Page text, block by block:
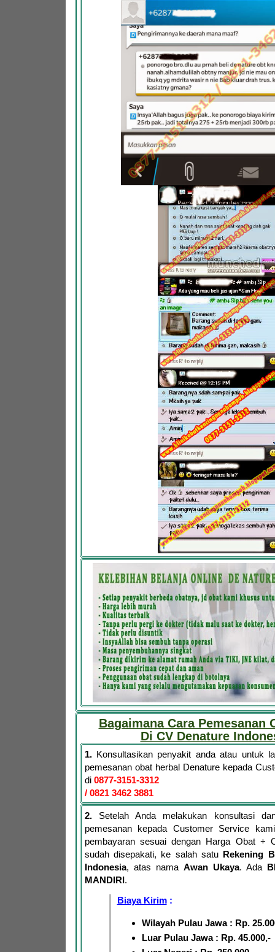
Bagaimana Cara Pemesanan
Di CV Denature
1.Konsultasikan penyakit anda atau untuk
pemesanan obat herbal Denature kepada
di 0877-3151-3312
/ 0821 3462 3881
2.Setelah Anda melakukan konsultasi
pemesanan kepada Customer Service
pembayaran sesuai dengan Harga Obat +
sudah disepakati, ke salah satu Rekening
Indonesia, atas nama Awan Ukaya. Ada
MANDIRI.
Biaya Kirim:
Wilayah Pulau Jawa : Rp.
Luar Pulau Jawa : Rp. 45.000,-